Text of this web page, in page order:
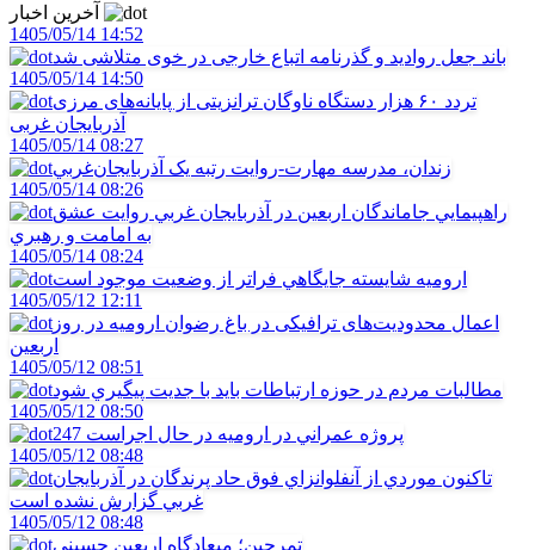
1405/05/14 14:52
باند جعل روادید و گذرنامه اتباع خارجی در خوی متلاشی شد
1405/05/14 14:50
تردد ۶۰ هزار دستگاه ناوگان ترانزیتی از پایانه‌های مرزی
آذربایجان ‌غربی
1405/05/14 08:27
زندان، مدرسه مهارت-روايت رتبه يک آذربايجان‌غربي
1405/05/14 08:26
راهپيمايي جاماندگان اربعين در آذربايجان غربي روايت عشق
به امامت و رهبري
1405/05/14 08:24
اروميه شايسته جايگاهي فراتر از وضعيت موجود است
1405/05/12 12:11
اعمال محدودیت‌های ترافیکی در باغ رضوان ارومیه در روز
اربعین
1405/05/12 08:51
مطالبات مردم در حوزه ارتباطات بايد با جديت پيگيري شود
1405/05/12 08:50
247 پروژه عمراني در اروميه در حال اجراست
1405/05/12 08:48
تاکنون موردي از آنفلوانزاي فوق حاد پرندگان در آذربايجان
غربي گزارش نشده است
1405/05/12 08:48
تمرچين؛ ميعادگاه اربعين حسيني